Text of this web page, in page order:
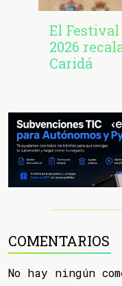
El
2026
Caridá
COMENTARIOS
No hay ningún